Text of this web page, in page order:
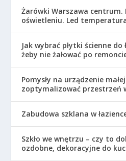
Żarówki Warszawa centrum.
oświetleniu. Led
Jak wybrać płytki ścienne do
żeby nie żałować po
Pomysły na urządzenie
zoptymalizować przestrzeń
Zabudowa szklana w
Szkło we wnętrzu – czy to
ozdobne, dekoracyjne do